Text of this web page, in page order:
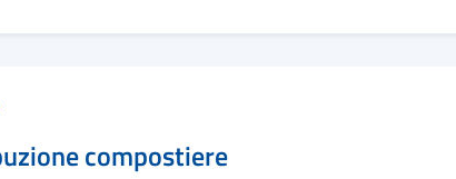
compostiere